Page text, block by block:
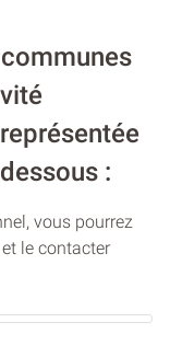
:
vous pourrez
le contacter